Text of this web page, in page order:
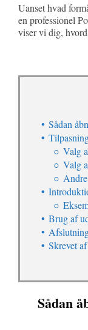
Uanset hvad
en professionel
viser vi dig,
Sådan
Valg
Valg
Brug af
Skrevet
Sådan